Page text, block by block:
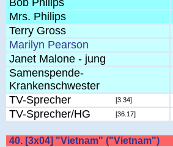
Bob Philips
Mrs. Philips
Terry Gross
Marilyn Pearson
Janet Malone - jung
Samenspende-
Krankenschwester
TV-Sprecher
[3.34]
TV-Sprecher/HG [36.17]
40. [3x04] "Vietnam" ("Vietnam")